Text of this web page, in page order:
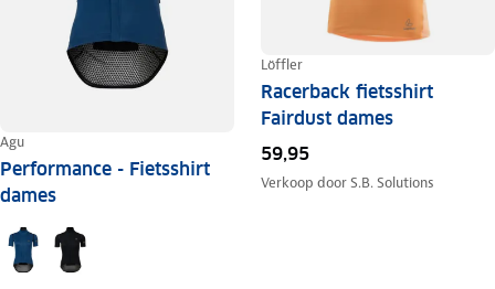
Agu
Performance - Fietsshirt
dames
Löffler
Racerback fietsshirt
Fairdust dames
59,95
Verkoop doorS.B. Solutions